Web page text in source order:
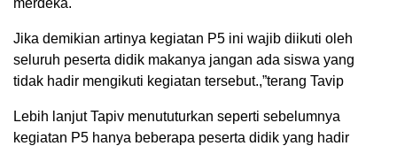
Jika demikian artinya kegiatan P5 ini wajib diikuti oleh
seluruh peserta didik makanya jangan ada siswa yang
tidak hadir mengikuti kegiatan tersebut.,”terang Tavip
Lebih lanjut Tapiv menututurkan seperti sebelumnya
kegiatan P5 hanya beberapa peserta didik yang hadir